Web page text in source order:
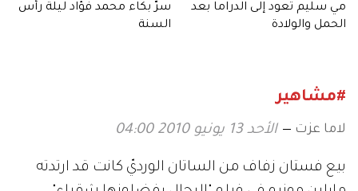
مي سليم تعود إلى الدراما بعد
الحمل والولادة
سرّ بكاء محمد فؤاد ليلة رأس
السنة
#مشاهير
لاما عزت الأحد 13 يونيو 2010 04:00
بيع فستان زفاف من الساتان الورديّ كانت قد ارتدته